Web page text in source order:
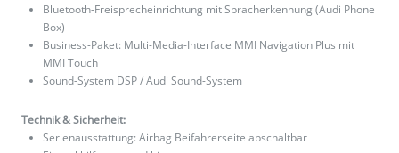
Bluetooth-Freisprecheinrichtung mit Spracherkennung (Audi Phone
Box)
Business-Paket: Multi-Media-Interface MMI Navigation Plus mit
MMI Touch
Sound-System DSP / Audi Sound-System
Technik & Sicherheit:
Serienausstattung: Airbag Beifahrerseite abschaltbar